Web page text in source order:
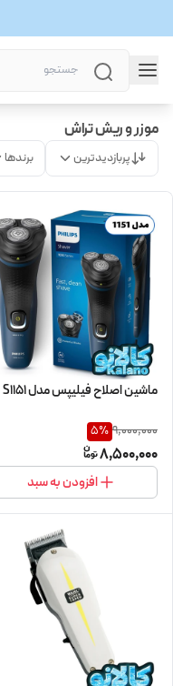
موزر و ریش تراش
پربازدیدترین برندها
ماشین اصلاح فیلیپس مدل S1151
9,000,000
5%
8,500,000
افزودن به سبد